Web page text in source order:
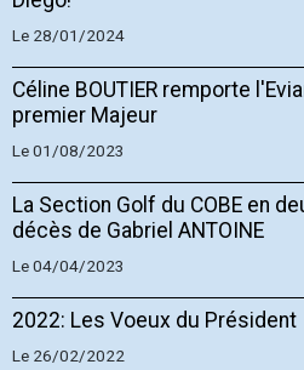
Le 28/01/2024
Céline BOUTIER remporte
premier Majeur
Le 01/08/2023
La Section Golf du COBE en
décès de Gabriel ANTOINE
Le 04/04/2023
2022: Les Voeux du Président
Le 26/02/2022